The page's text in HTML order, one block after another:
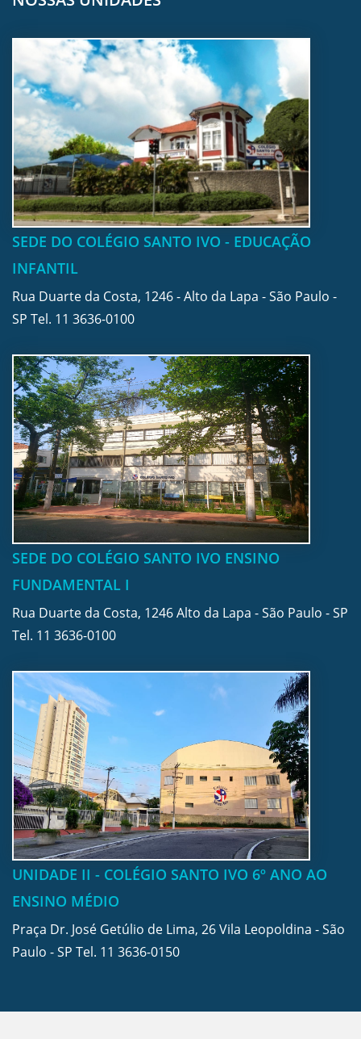
SEDE DO COLÉGIO SANTO IVO - EDUCAÇÃO
INFANTIL
Rua Duarte da Costa, 1246 - Alto da Lapa - São Paulo -
SP Tel. 11 3636-0100
SEDE DO COLÉGIO SANTO IVO ENSINO
FUNDAMENTAL I
Rua Duarte da Costa, 1246 Alto da Lapa - São Paulo - SP
Tel. 11 3636-0100
UNIDADE II - COLÉGIO SANTO IVO 6º ANO AO
ENSINO MÉDIO
Praça Dr. José Getúlio de Lima, 26 Vila Leopoldina - São
Paulo - SP Tel. 11 3636-0150